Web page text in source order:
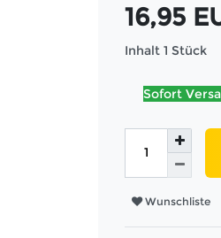
16,95
Inhalt 1 Stück
Sofort
Wunschliste